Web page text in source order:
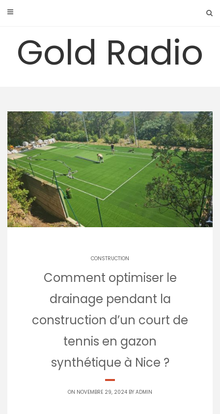
Gold Radio
CONSTRUCTION
Comment optimiser le
drainage pendant la
construction d’un court de
tennis en gazon
synthétique à Nice ?
ON NOVEMBRE 29, 2024 BY ADMIN